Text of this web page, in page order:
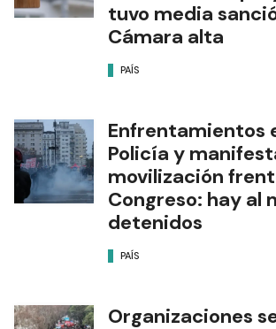
tuvo media
Cámara alta
PAÍS
Enfrentamientos
Policía y
movilización
Congreso: hay al
detenidos
PAÍS
Organizaciones